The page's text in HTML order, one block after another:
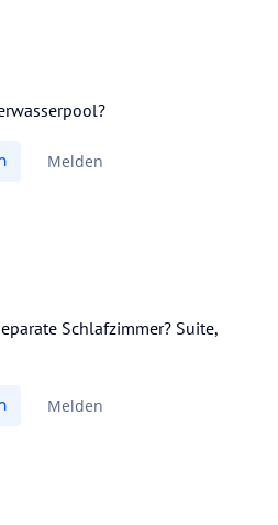
Melden
Schlafzimmer? Suite,
Melden